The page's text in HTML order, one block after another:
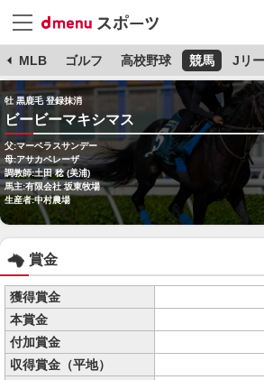
MLB ゴルフ 高校野球 競馬 Jリ
牡 黒鹿毛 登録抹消
ビービーマキシマス
父:マーベラスサンデー
母:アサカベレーザ
調教師:土田 稔 (美浦)
馬主:有限会社 坂東牧場
生産者:中村農場
賞金
獲得賞金
本賞金
付加賞金
収得賞金（平地）